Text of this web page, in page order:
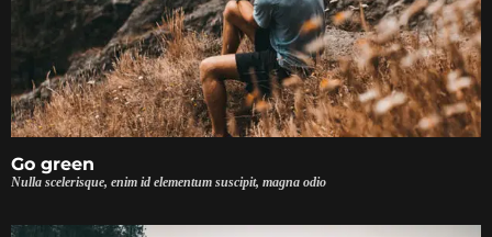
Go green
Nulla scelerisque, enim id elementum suscipit, magna odio